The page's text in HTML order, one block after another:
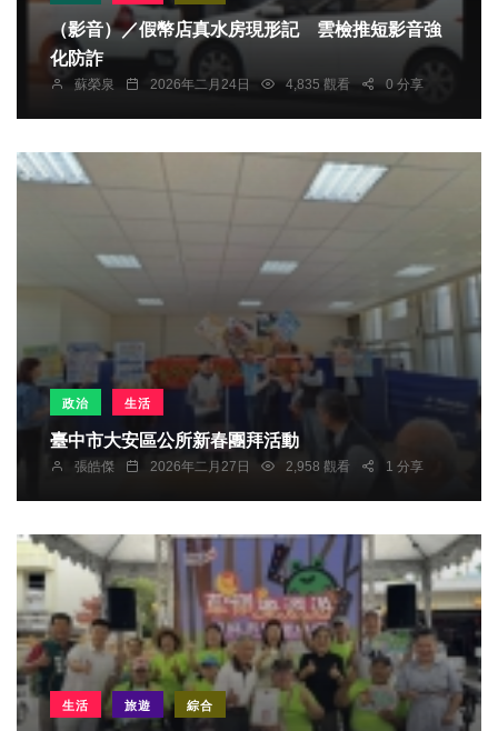
（影音）／假幣店真水房現形記 雲檢推短影音強
化防詐
蘇榮泉 2026年二月24日 4,835 觀看 0 分享
政治 生活
臺中市大安區公所新春團拜活動
張皓傑 2026年二月27日 2,958 觀看 1 分享
生活 旅遊 綜合